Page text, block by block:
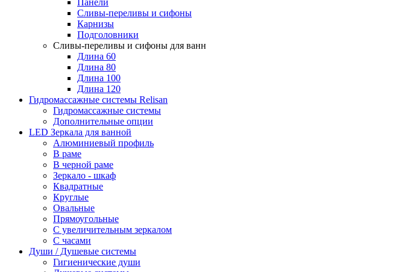
Панели
Сливы-переливы и сифоны
Карнизы
Подголовники
Сливы-переливы и сифоны для ванн
Длина 60
Длина 80
Длина 100
Длина 120
Гидромассажные системы Relisan
Гидромассажные системы
Дополнительные опции
LED Зеркала для ванной
Алюминиевый профиль
В раме
В черной раме
Зеркало - шкаф
Квадратные
Круглые
Овальные
Прямоугольные
С увеличительным зеркалом
С часами
Души / Душевые системы
Гигиенические души